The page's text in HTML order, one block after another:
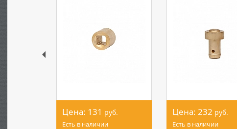
Цена: 131 руб.
Есть в наличии
Цена: 232 руб.
Есть в наличии